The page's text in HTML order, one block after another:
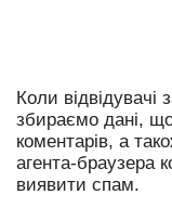
Коли
збираємо дані,
коментарів, а
агента-браузера
виявити спам.